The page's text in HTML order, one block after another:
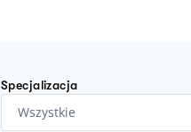
Specjalizacja
Wszystkie